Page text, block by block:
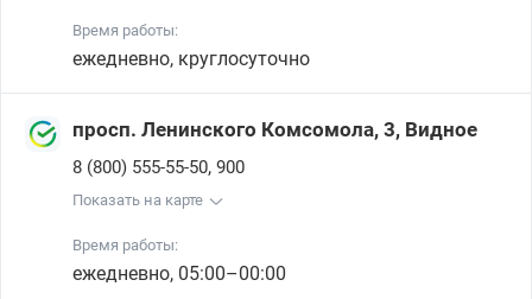
Время работы:
ежедневно, круглосуточно
просп. Ленинского Комсомола, 3, Видное
8 (800) 555-55-50, 900
Показать на карте
Время работы:
ежедневно, 05:00–00:00